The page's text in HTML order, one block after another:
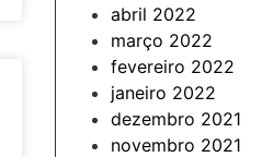
abril 2022
março 2022
fevereiro 2022
janeiro 2022
dezembro 2021
novembro 2021